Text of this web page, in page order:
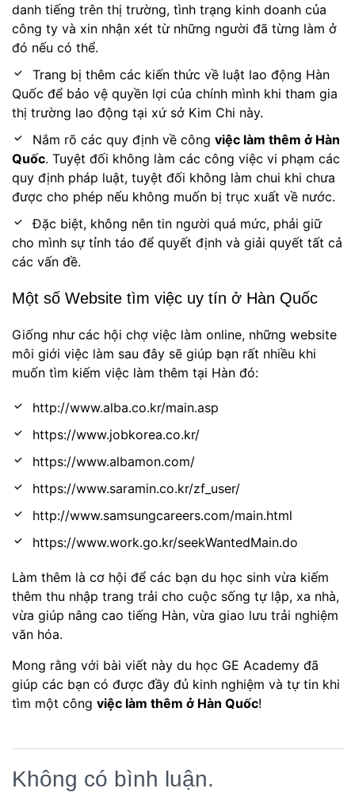
danh tiếng trên thị trường, tình trạng kinh doanh của
công ty và xin nhận xét từ những người đã từng làm ở
đó nếu có thể.
Trang bị thêm các kiến thức về luật lao động Hàn
Quốc để bảo vệ quyền lợi của chính mình khi tham gia
thị trường lao động tại xứ sở Kim Chi này.
Nắm rõ các quy định về công việc làm thêm ở Hàn
Quốc. Tuyệt đối không làm các công việc vi phạm các
quy định pháp luật, tuyệt đối không làm chui khi chưa
được cho phép nếu không muốn bị trục xuất về nước.
Đặc biệt, không nên tin người quá mức, phải giữ
cho mình sự tỉnh táo để quyết định và giải quyết tất cả
các vấn đề.
Một số Website tìm việc uy tín ở Hàn Quốc
Giống như các hội chợ việc làm online, những website
môi giới việc làm sau đây sẽ giúp bạn rất nhiều khi
muốn tìm kiếm việc làm thêm tại Hàn đó:
http://www.alba.co.kr/main.asp
https://www.jobkorea.co.kr/
https://www.albamon.com/
https://www.saramin.co.kr/zf_user/
http://www.samsungcareers.com/main.html
https://www.work.go.kr/seekWantedMain.do
Làm thêm là cơ hội để các bạn du học sinh vừa kiếm
thêm thu nhập trang trải cho cuộc sống tự lập, xa nhà,
vừa giúp nâng cao tiếng Hàn, vừa giao lưu trải nghiệm
văn hóa.
Mong rằng với bài viết này du học GE Academy đã
giúp các bạn có được đầy đủ kinh nghiệm và tự tin khi
tìm một công việc làm thêm ở Hàn Quốc!
Không có bình luận.